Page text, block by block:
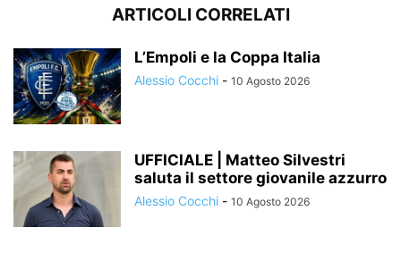
ARTICOLI CORRELATI
L’Empoli e la Coppa Italia
Alessio Cocchi - 10 Agosto 2026
UFFICIALE | Matteo Silvestri
saluta il settore giovanile azzurro
Alessio Cocchi - 10 Agosto 2026